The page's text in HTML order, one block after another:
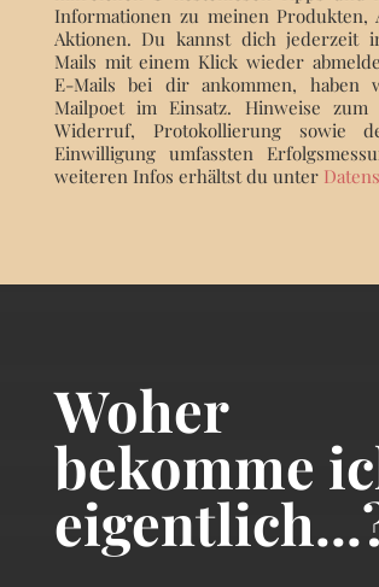
Informationen zu meinen Produkten,
Aktionen. Du kannst dich jederzeit
Mails mit einem Klick wieder
E-Mails bei dir ankommen, haben
Mailpoet im Einsatz. Hinweise zum
Widerruf, Protokollierung sowie
Einwilligung umfassten
weiteren Infos erhältst du unter
Woher
bekomme